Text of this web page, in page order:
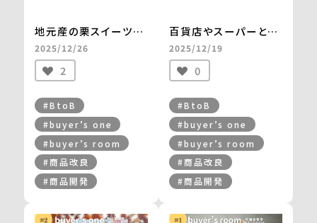
地元産の栗スイーツが
百貨店のお歳暮・お中
元カタログに
掲載され、年間700万
＜from buyer’s
one＞
2025/12/26
2
#BtoB
#buyer’s one
#buyer’s room
#商品改良
#商品開発
百貨店やスーパーとの
取引で、外販事業は昨
対比1.5倍。
横浜中華街から全国区
も向上
＜from buyer’s
one＞
2025/12/19
0
#BtoB
#buyer’s one
#buyer’s room
#商品改良
#商品開発